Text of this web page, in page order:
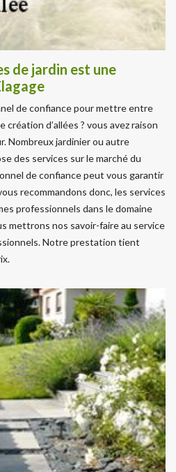
de jardin est une
de confiance pour mettre entre
d’allées ? vous avez raison
Nombreux jardinier ou autre
des services sur le marché du
de confiance peut vous garantir
recommandons donc, les services
professionnels dans le domaine
mettrons nos savoir-faire au service
Notre prestation tient